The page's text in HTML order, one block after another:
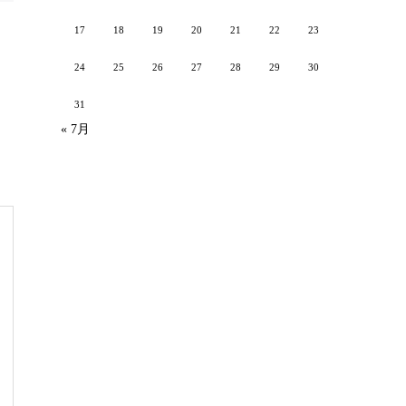
17 18 19 20 21 22 23
24 25 26 27 28 29 30
31
« 7月